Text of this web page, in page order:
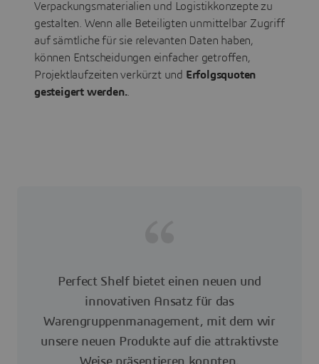
Verpackungsmaterialien und Logistikkonzepte zu
gestalten. Wenn alle Beteiligten unmittelbar Zugriff
auf sämtliche für sie relevanten Daten haben,
können Entscheidungen einfacher getroffen,
Projektlaufzeiten verkürzt und Erfolgsquoten
gesteigert werden..
Perfect Shelf bietet einen neuen und
innovativen Ansatz für das
Warengruppenmanagement, mit dem wir
unsere neuen Produkte auf die attraktivste